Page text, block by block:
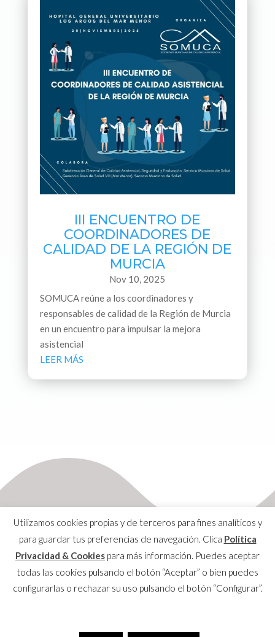
III ENCUENTRO DE
COORDINADORES DE
CALIDAD DE LA REGIÓN DE
MURCIA
Nov 10, 2025
SOMUCA reúne a los coordinadores y
responsables de calidad de la Región de Murcia
en un encuentro para impulsar la mejora
asistencial
LEER MÁS
Aviso Legal
Política de Privacidad & Cookies
Utilizamos cookies propias y de terceros para fines analíticos y
para guardar tus preferencias de navegación. Clica Política
Privacidad & Cookies para más información. Puedes aceptar
todas las cookies pulsando el botón “Aceptar” o bien puedes
configurarlas o rechazar su uso pulsando el botón “Configurar”.